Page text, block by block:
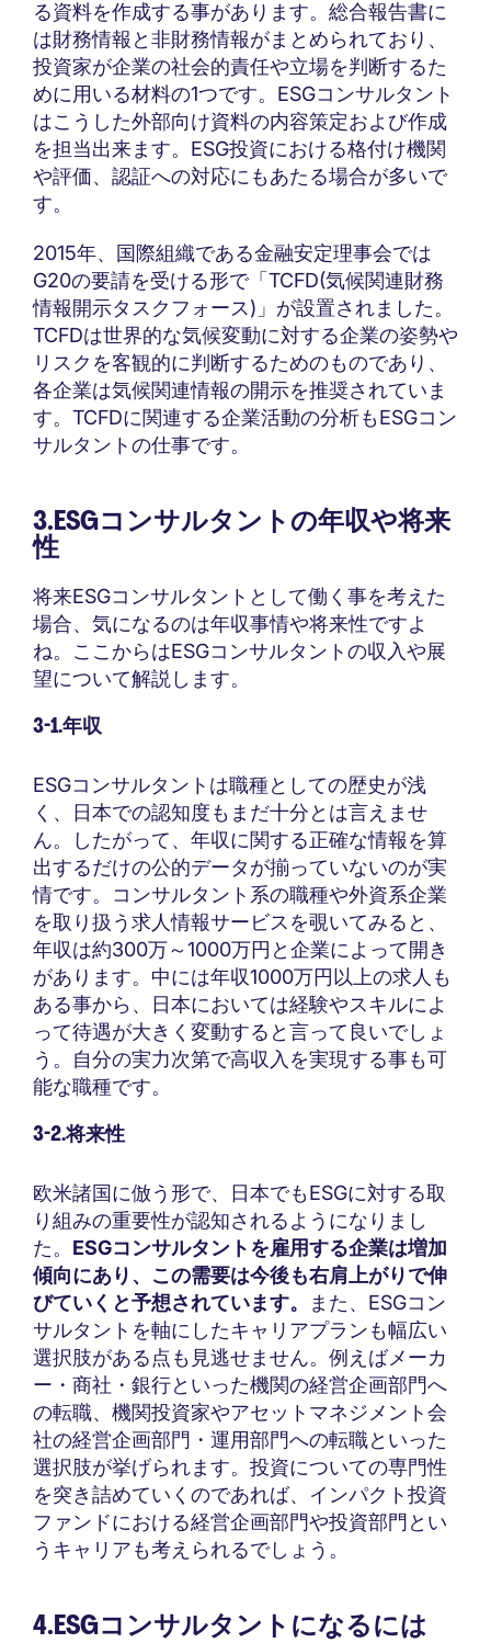
る資料を作成する事があります。総合報告書に
は財務情報と非財務情報がまとめられており、
投資家が企業の社会的責任や立場を判断するた
めに用いる材料の1つです。ESGコンサルタント
はこうした外部向け資料の内容策定および作成
を担当出来ます。ESG投資における格付け機関
や評価、認証への対応にもあたる場合が多いで
す。
2015年、国際組織である金融安定理事会では
G20の要請を受ける形で「TCFD(気候関連財務
情報開示タスクフォース)」が設置されました。
TCFDは世界的な気候変動に対する企業の姿勢や
リスクを客観的に判断するためのものであり、
各企業は気候関連情報の開示を推奨されていま
す。TCFDに関連する企業活動の分析もESGコン
サルタントの仕事です。
3.ESGコンサルタントの年収や将来
性
将来ESGコンサルタントとして働く事を考えた
場合、気になるのは年収事情や将来性ですよ
ね。ここからはESGコンサルタントの収入や展
望について解説します。
3-1.年収
ESGコンサルタントは職種としての歴史が浅
く、日本での認知度もまだ十分とは言えませ
ん。したがって、年収に関する正確な情報を算
出するだけの公的データが揃っていないのが実
情です。コンサルタント系の職種や外資系企業
を取り扱う求人情報サービスを覗いてみると、
年収は約300万～1000万円と企業によって開き
があります。中には年収1000万円以上の求人も
ある事から、日本においては経験やスキルによ
って待遇が大きく変動すると言って良いでしょ
う。自分の実力次第で高収入を実現する事も可
能な職種です。
3-2.将来性
欧米諸国に倣う形で、日本でもESGに対する取
り組みの重要性が認知されるようになりまし
た。 ESGコンサルタントを雇用する企業は増加
傾向にあり、この需要は今後も右肩上がりで伸
びていくと予想されています。
また、ESGコン
サルタントを軸にしたキャリアプランも幅広い
選択肢がある点も見逃せません。例えばメーカ
ー・商社・銀行といった機関の経営企画部門へ
の転職、機関投資家やアセットマネジメント会
社の経営企画部門・運用部門への転職といった
選択肢が挙げられます。投資についての専門性
を突き詰めていくのであれば、インパクト投資
ファンドにおける経営企画部門や投資部門とい
うキャリアも考えられるでしょう。
4.ESGコンサルタントになるには